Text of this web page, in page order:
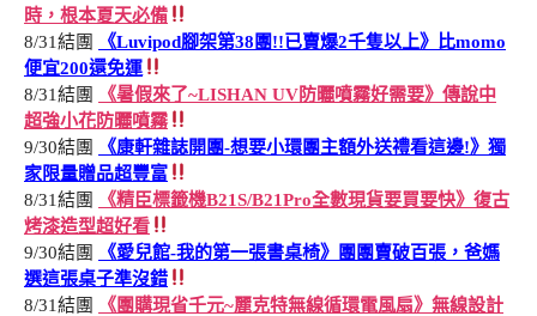
時，根本夏天必備
8/31結團
《Luvipod腳架第38團!!已賣爆2千隻以上》比momo
便宜200還免運
8/31結團
《暑假來了~LISHAN UV防曬噴霧好需要》傳說中
超強小花防曬噴霧
9/30結團
《康軒雜誌開團-想要小環團主額外送禮看這邊!》獨
家限量贈品超豐富
8/31結團
《精臣標籤機B21S/B21Pro全數現貨要買要快》復古
烤漆造型超好看
9/30結團
《愛兒館-我的第一張書桌椅》團團賣破百張，爸媽
選這張桌子準沒錯
8/31結團
《團購現省千元~麗克特無線循環電風扇》無線設計